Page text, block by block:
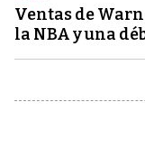
Ventas de
la NBA y una